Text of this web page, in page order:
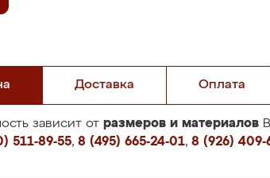
Доставка Оплата
зависит от размеров и материалов
511-89-55, 8 (495) 665-24-01, 8 (926) 409-